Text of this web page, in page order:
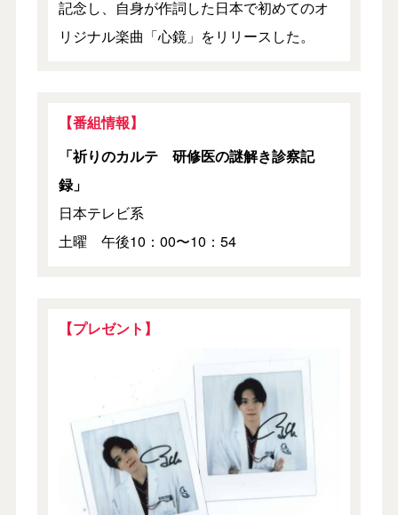
記念し、自身が作詞した日本で初めてのオ
リジナル楽曲「心鏡」をリリースした。
【番組情報】
「祈りのカルテ 研修医の謎解き診察記
録」
日本テレビ系
土曜 午後10：00〜10：54
【プレゼント】